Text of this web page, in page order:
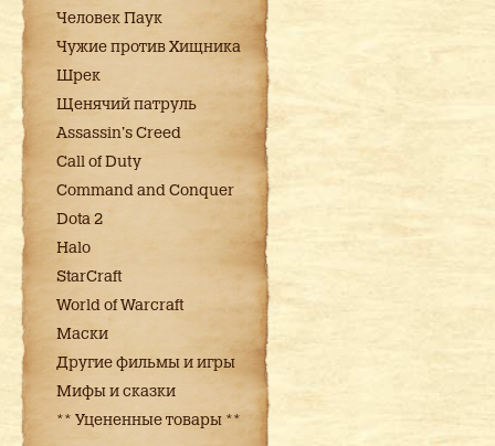
Человек Паук
Чужие против Хищника
Шрек
Щенячий патруль
Assassin's Creed
Call of Duty
Command and Conquer
Dota 2
Halo
StarCraft
World of Warcraft
Маски
Другие фильмы и игры
Мифы и сказки
** Уцененные товары **